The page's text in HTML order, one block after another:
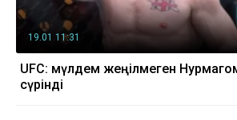
19.01 11:31
UFC: мүлдем жеңілмеген
сүрінді